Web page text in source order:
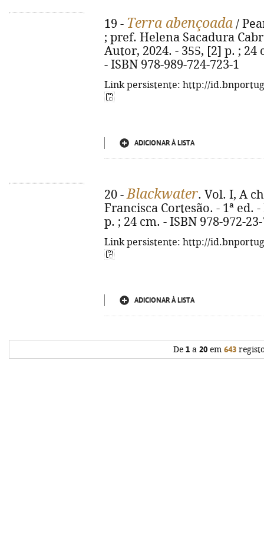
19 - Terra abençoada /
; pref. Helena Sacadura
Autor, 2024. - 355, [2] p. ;
- ISBN 978-989-724-723-1
Link persistente: http://
ADICIONAR À LISTA
20 -Blackwater. Vol. I, A
Francisca Cortesão. - 1ª ed.
p. ; 24 cm. - ISBN 978-972-
Link persistente: http://
ADICIONAR À LISTA
De 1 a 20 em 643